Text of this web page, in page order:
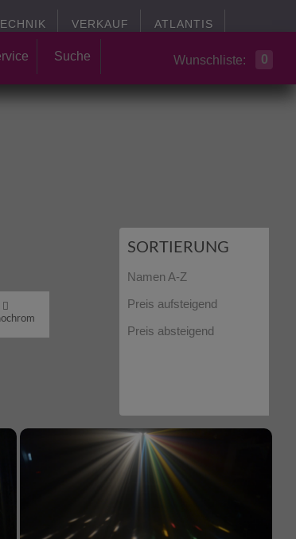
VERKAUF ATLANTIS
Suche Wunschliste: 0
SORTIERUNG
Namen A-Z
Preis aufsteigend
Preis absteigend